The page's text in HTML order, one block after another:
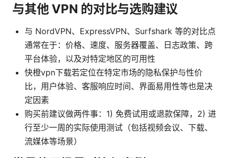
与其他 VPN 的对比与选购建议
与 NordVPN、ExpressVPN、Surfshark 等的对比点
通常在于：价格、速度、服务器覆盖、日志政策、跨
平台体验，以及对特定地区的可用性
快橙vpn下载若定位在特定市场的隐私保护与性价
比，用户体验、客服响应时间、界面易用性等也是决
定因素
购买前建议做两件事：1) 免费试用或退款保障，2) 进
行至少一周的实际使用测试（包括视频会议、下载、
流媒体等场景）